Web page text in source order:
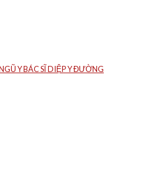
Y BÁC SĨ DIỆP Y ĐƯỜNG